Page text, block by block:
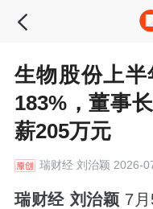
生物股份上
183%，董事
薪205万元
瑞财经刘治颖 2026-
瑞财经 刘治颖 7